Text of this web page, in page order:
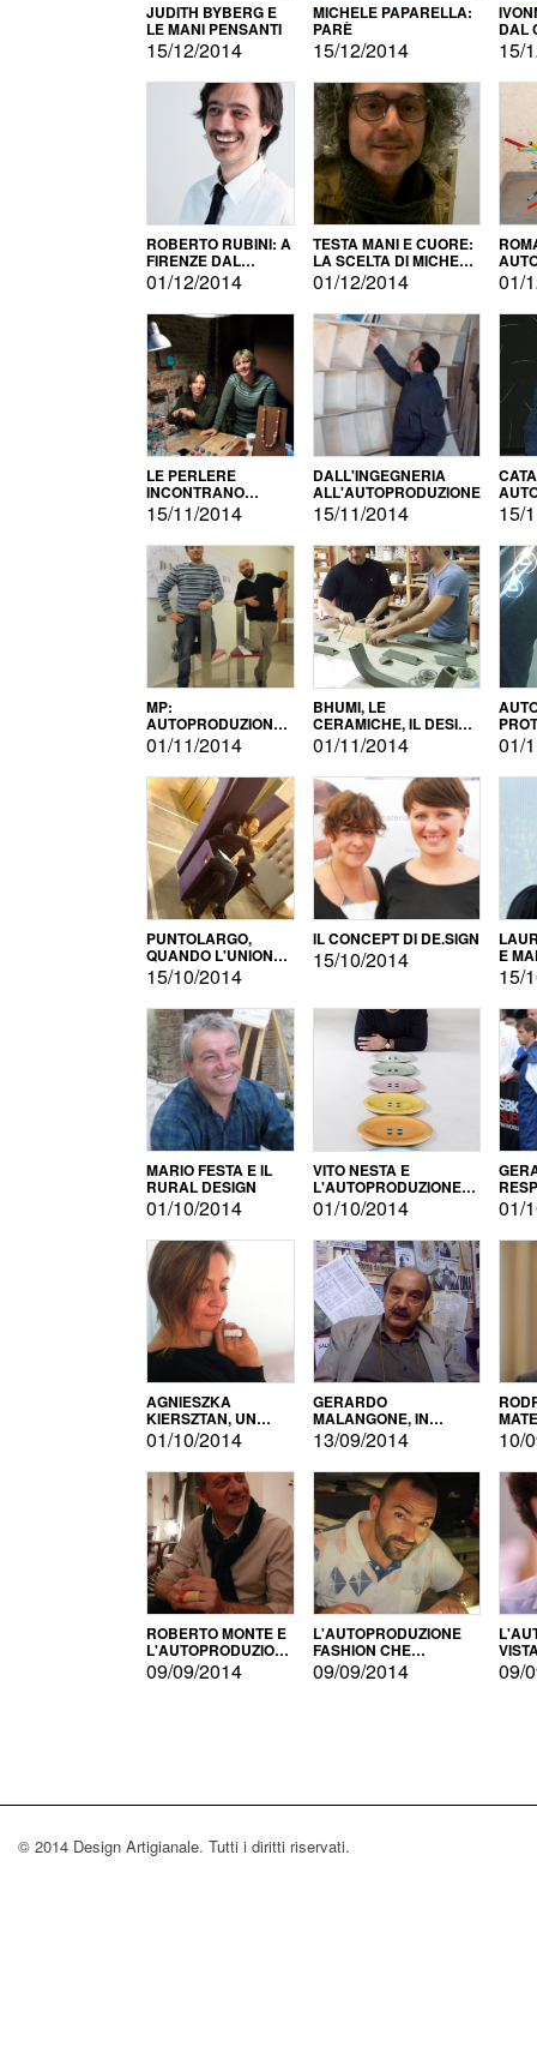
JUDITH BYBERG E
LE MANI PENSANTI
15/12/2014
MICHELE PAPARELLA:
PARÈ
15/12/2014
DAL
15/
ROBERTO RUBINI: A
FIRENZE DAL
PRODOTTO ALLA
PROMOZIONE
01/12/2014
TESTA MANI E CUORE:
LA SCELTA DI MICHELE
BARBERIO
01/12/2014 01/
LE PERLERE
INCONTRANO
L'AUTOPRODUZIONE
15/11/2014
DALL'INGEGNERIA
ALL'AUTOPRODUZIONE
15/11/2014 15/
MP:
AUTOPRODUZIONE
E INNOVAZIONE
01/11/2014
BHUMI, LE
CERAMICHE, IL DESIGN
E L'AUTOPRODUZIONE
01/11/2014 01/
PUNTOLARGO,
QUANDO L'UNIONE
FA LA FORZA E
VINCE
15/10/2014
IL CONCEPT DI DE.SIGN
15/10/2014 E
15/
MARIO FESTA E IL
RURAL DESIGN
01/10/2014
VITO NESTA E
L'AUTOPRODUZIONE
COME RECUPERO DEI
SIMBOLI
01/10/2014 01/
AGNIESZKA
KIERSZTAN, UN
MODELLO DI
AUTOPRODUZIONE
01/10/2014
GERARDO
MALANGONE, IN
GIURIA PER IL
CONCORSO
LETTERARIO
13/09/2014 10/
ROBERTO MONTE E
L'AUTOPRODUZIONE
CON IL CENSIMENTO
09/09/2014
L'AUTOPRODUZIONE
FASHION CHE
CONQUISTA GLI USA
09/09/2014 09/
© 2014 Design Artigianale. Tutti i diritti riservati.